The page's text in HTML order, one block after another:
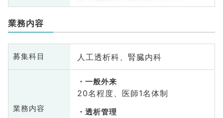
業務内容
募集科目 人工透析科、腎臓内科
業務内容
一般外来
20名程度、医師1名体制
透析管理